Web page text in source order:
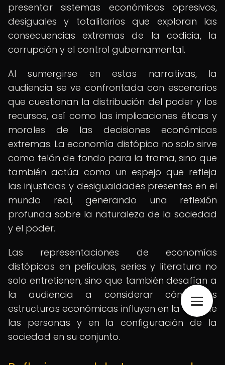
presentar sistemas económicos opresivos,
desiguales y totalitarios que exploran las
consecuencias extremas de la codicia, la
corrupción y el control gubernamental.
Al sumergirse en estas narrativas, la
audiencia se ve confrontada con escenarios
que cuestionan la distribución del poder y los
recursos, así como las implicaciones éticas y
morales de las decisiones económicas
extremas. La economía distópica no solo sirve
como telón de fondo para la trama, sino que
también actúa como un espejo que refleja
las injusticias y desigualdades presentes en el
mundo real, generando una reflexión
profunda sobre la naturaleza de la sociedad
y el poder.
Las representaciones de economías
distópicas en películas, series y literatura no
solo entretienen, sino que también desafían a
la audiencia a considerar cómo las
estructuras económicas influyen en la vida de
las personas y en la configuración de la
sociedad en su conjunto.